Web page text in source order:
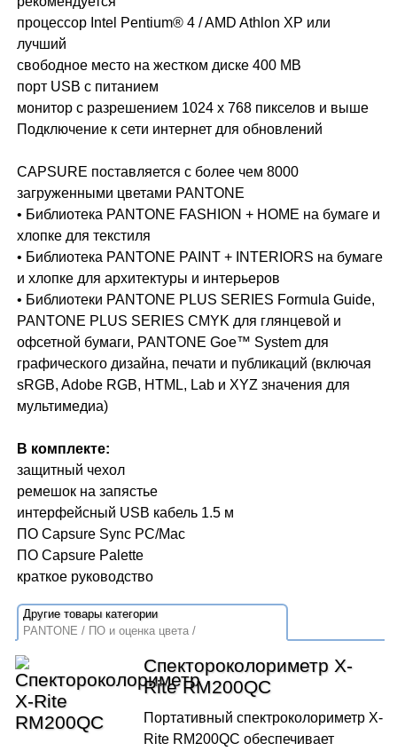
процессор Intel Pentium® 4 / AMD Athlon XP или
лучший
свободное место на жестком диске 400 MB
порт USB с питанием
монитор с разрешением 1024 x 768 пикселов и выше
Подключение к сети интернет для обновлений
CAPSURE поставляется с более чем 8000
загруженными цветами PANTONE
• Библиотека PANTONE FASHION + HOME на бумаге и
хлопке для текстиля
• Библиотека PANTONE PAINT + INTERIORS на бумаге
и хлопке для архитектуры и интерьеров
• Библиотеки PANTONE PLUS SERIES Formula Guide,
PANTONE PLUS SERIES CMYK для глянцевой и
офсетной бумаги, PANTONE Goe™ System для
графического дизайна, печати и публикаций (включая
sRGB, Adobe RGB, HTML, Lab и XYZ значения для
мультимедиа)
В комплекте:
защитный чехол
ремешок на запястье
интерфейсный USB кабель 1.5 м
ПО Capsure Sync PC/Mac
ПО Capsure Palette
краткое руководство
PANTONE ПО и оценка цвета
Спектороколориметр X-
Rite RM200QC
Портативный спектроколориметр X-
Rite RM200QC обеспечивает